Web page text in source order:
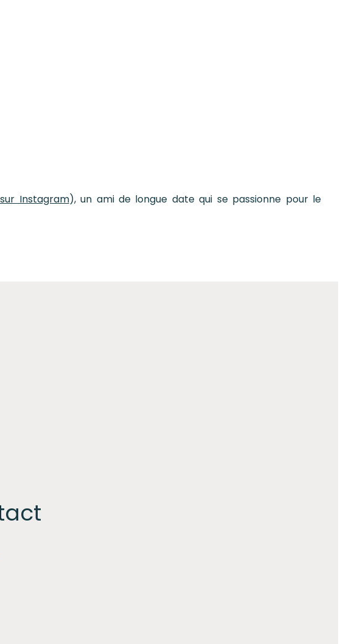
Instagram), un ami de longue date qui se passionne pour le